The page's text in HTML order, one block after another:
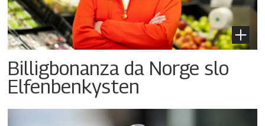
Billigbonanza da Norge slo
Elfenbenkysten